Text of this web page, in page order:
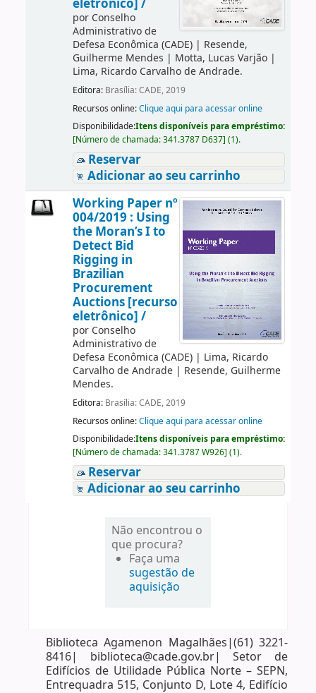
eletrônico] /
por Conselho
Administrativo de
Defesa Econômica (CADE)| Resende,
Guilherme Mendes | Motta, Lucas Varjão|
Lima, Ricardo Carvalho de Andrade.
Editora: Brasília: CADE, 2019
Recursos online:Clique aqui para acessar online
Disponibilidade:Itens disponíveis para empréstimo:
[Número de chamada:341.3787 D637] (1).
Reservar
Adicionar ao seu carrinho
Working Paper nº
004/2019 : Using
the Moran’s I to
Detect Bid
Rigging in
Brazilian
Procurement
Auctions [recurso
eletrônico] /
por Conselho
Administrativo de
Defesa Econômica (CADE)| Lima, Ricardo
Carvalho de Andrade| Resende, Guilherme
Mendes.
Editora: Brasília: CADE, 2019
Recursos online:Clique aqui para acessar online
Disponibilidade:Itens disponíveis para empréstimo:
[Número de chamada:341.3787 W926] (1).
Reservar
Adicionar ao seu carrinho
Não encontrou o
que procura?
Faça uma
sugestão de
aquisição
Biblioteca Agamenon Magalhães|(61) 3221-
8416| biblioteca@cade.gov.br| Setor de
Edifícios de Utilidade Pública Norte – SEPN,
Entrequadra 515, Conjunto D, Lote 4, Edifício